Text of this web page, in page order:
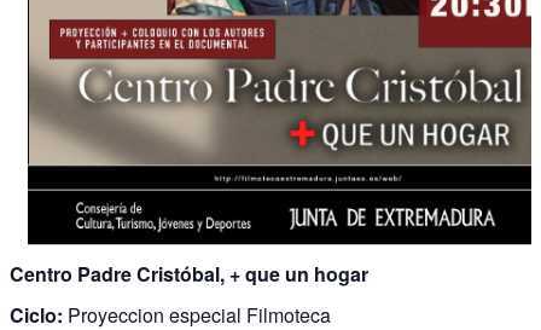
Centro Padre Cristóbal, + que un hogar
Ciclo: Proyeccion especial Filmoteca